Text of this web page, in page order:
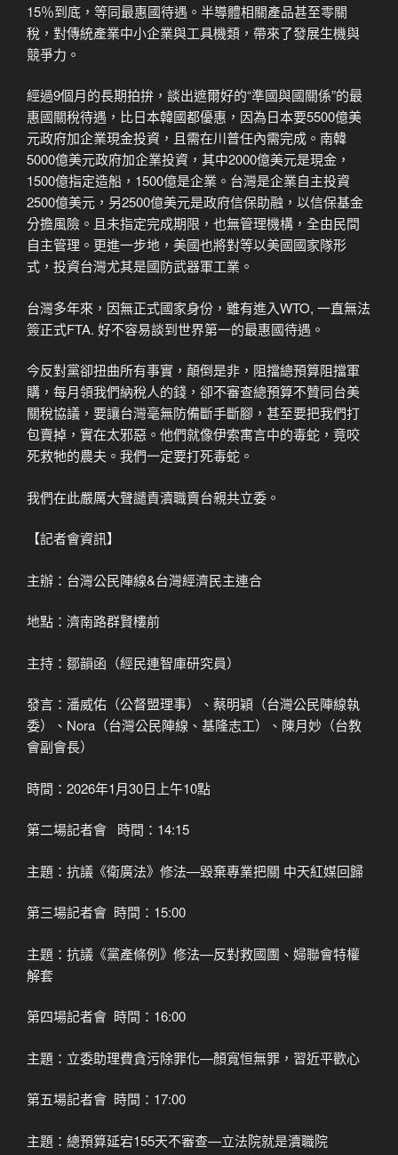
15％到底，等同最惠國待遇。半導體相關產品甚至零關
稅，對傳統產業中小企業與工具機類，帶來了發展生機與
競爭力。
經過9個月的長期拍拚，談出遮爾好的“準國與國關係”的最
惠國關稅待遇，比日本韓國都優惠，因為日本要5500億美
元政府加企業現金投資，且需在川普任內需完成。南韓
5000億美元政府加企業投資，其中2000億美元是現金，
1500億指定造船，1500億是企業。台灣是企業自主投資
2500億美元，另2500億美元是政府信保助融，以信保基金
分擔風險。且未指定完成期限，也無管理機構，全由民間
自主管理。更進一步地，美國也將對等以美國國家隊形
式，投資台灣尤其是國防武器軍工業。
台灣多年來，因無正式國家身份，雖有進入WTO, 一直無法
簽正式FTA. 好不容易談到世界第一的最惠國待遇。
今反對黨卻扭曲所有事實，顛倒是非，阻擋總預算阻擋軍
購，每月領我們納稅人的錢，卻不審查總預算不贊同台美
關稅協議，要讓台灣毫無防備斷手斷腳，甚至要把我們打
包賣掉，實在太邪惡。他們就像伊索寓言中的毒蛇，竟咬
死救牠的農夫。我們一定要打死毒蛇。
我們在此嚴厲大聲譴責瀆職賣台親共立委。
【記者會資訊】
主辦：台灣公民陣線&台灣經濟民主連合
地點：濟南路群賢樓前
主持：鄒韻函（經民連智庫研究員）
發言：潘威佑（公督盟理事）、蔡明穎（台灣公民陣線執
委）、Nora（台灣公民陣線、基隆志工）、陳月妙（台教
會副會長）
時間：2026年1月30日上午10點
第二場記者會 時間：14:15
主題：抗議《衛廣法》修法—毀棄專業把關 中天紅媒回歸
第三場記者會 時間：15:00
主題：抗議《黨產條例》修法—反對救國團、婦聯會特權
解套
第四場記者會 時間：16:00
主題：立委助理費貪污除罪化—顏寬恒無罪，習近平歡心
第五場記者會 時間：17:00
主題：總預算延宕155天不審查—立法院就是瀆職院